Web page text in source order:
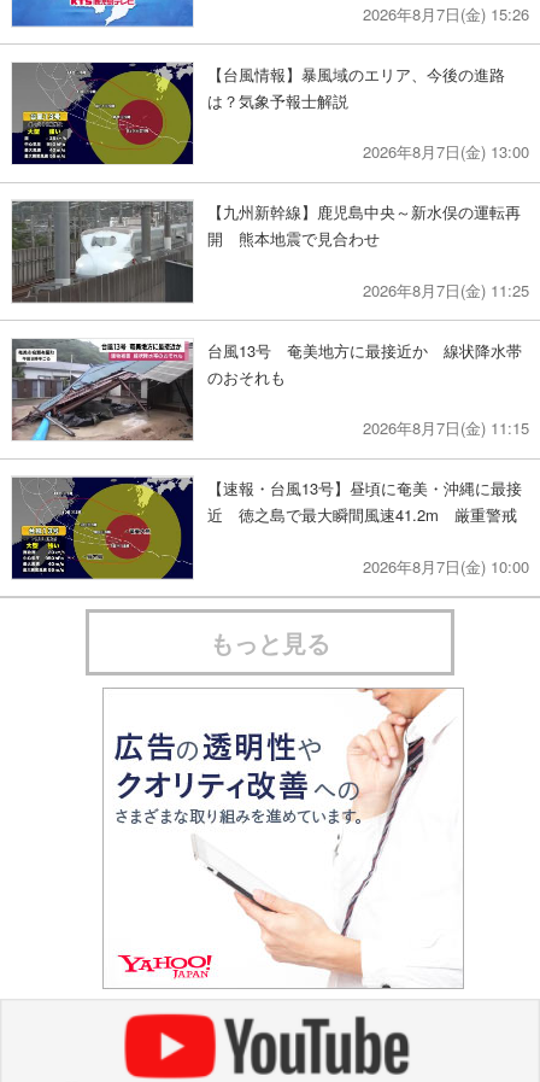
2026年8月7日(金) 15:26
【台風情報】暴風域のエリア、今後の進路
は？気象予報士解説
2026年8月7日(金) 13:00
【九州新幹線】鹿児島中央～新水俣の運転再
開 熊本地震で見合わせ
2026年8月7日(金) 11:25
台風13号 奄美地方に最接近か 線状降水帯
のおそれも
2026年8月7日(金) 11:15
【速報・台風13号】昼頃に奄美・沖縄に最接
近 徳之島で最大瞬間風速41.2m 厳重警戒
2026年8月7日(金) 10:00
もっと見る